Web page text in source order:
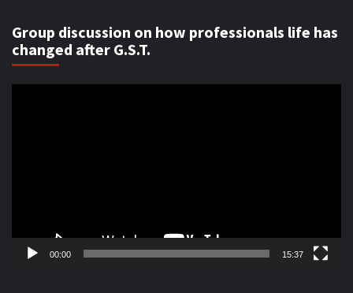
Group discussion on how professionals life has
changed after G.S.T.
00:00 15:37